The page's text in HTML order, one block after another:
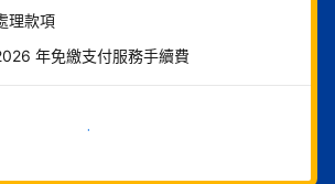
理款項
年免繳支付服務手續費
現在就開始